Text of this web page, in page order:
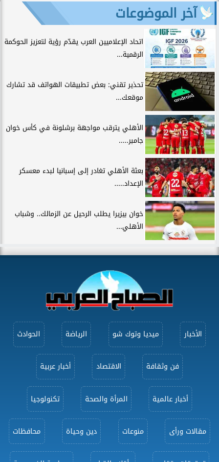
آخر الموضوعات
اتحاد الإعلاميين العرب يقدّم رؤية لتعزيز الحوكمة
الرقمية...
تحذير تقني: بعض تطبيقات الهواتف قد تشارك
موقعك...
الأهلي يترقب مواجهة برشلونة في كأس خوان
جامبر.....
بعثة الأهلي تغادر إلى إسبانيا لبدء معسكر
الإعداد.....
خوان بيزيرا يطلب الرحيل عن الزمالك.. وشباب
الأهلي...
الأخبار ميديا وتوك شو الرياضة الحوادث
فن وثقافة الاقتصاد أخبار عربية
أخبار عالمية المرأة والصحة تكنولوجيا
مقالات ورأى منوعات دين وحياة محافظات